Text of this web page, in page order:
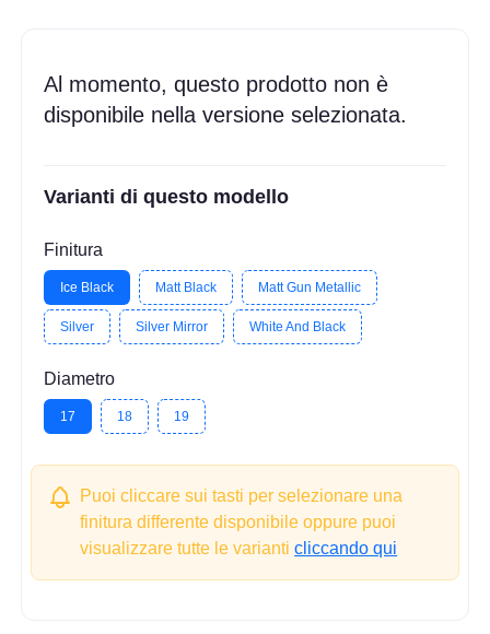
Al momento, questo prodotto non è
disponibile nella versione selezionata.
Varianti di questo modello
Finitura
Ice Black Matt Black Matt Gun Metallic
Silver Silver Mirror White And Black
Diametro
17 18 19
Puoi cliccare sui tasti per selezionare una
finitura differente disponibile oppure puoi
visualizzare tutte le varianticliccando qui